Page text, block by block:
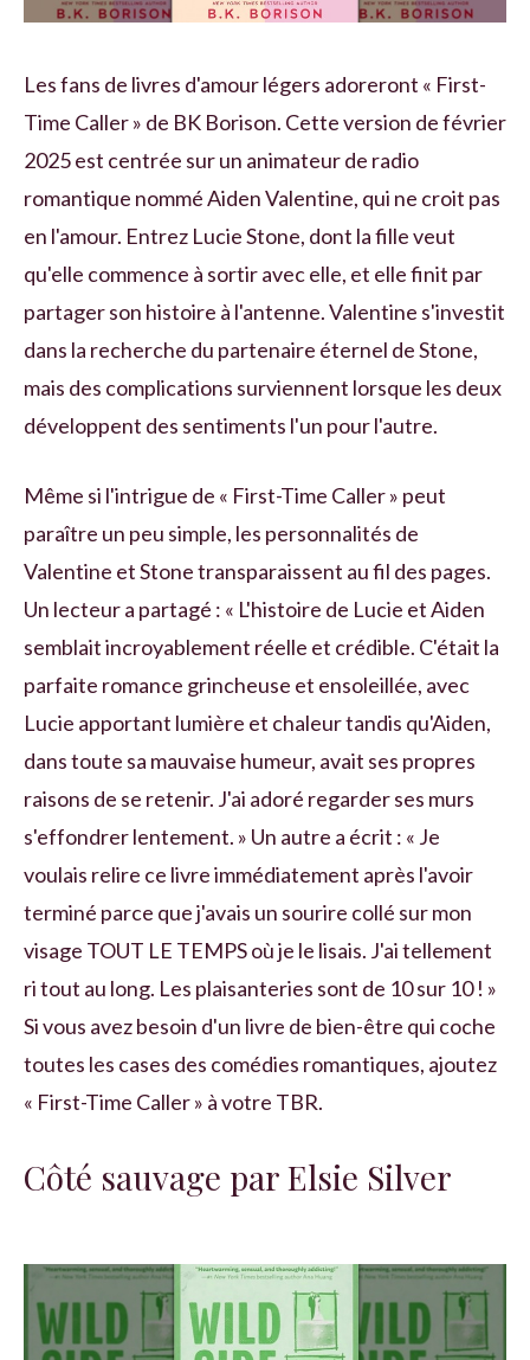
Les fans de livres d'amour légers adoreront « First-
Time Caller » de BK Borison. Cette version de février
2025 est centrée sur un animateur de radio
romantique nommé Aiden Valentine, qui ne croit pas
en l'amour. Entrez Lucie Stone, dont la fille veut
qu'elle commence à sortir avec elle, et elle finit par
partager son histoire à l'antenne. Valentine s'investit
dans la recherche du partenaire éternel de Stone,
mais des complications surviennent lorsque les deux
développent des sentiments l'un pour l'autre.
Même si l'intrigue de « First-Time Caller » peut
paraître un peu simple, les personnalités de
Valentine et Stone transparaissent au fil des pages.
Un lecteur a partagé : « L'histoire de Lucie et Aiden
semblait incroyablement réelle et crédible. C'était la
parfaite romance grincheuse et ensoleillée, avec
Lucie apportant lumière et chaleur tandis qu'Aiden,
dans toute sa mauvaise humeur, avait ses propres
raisons de se retenir. J'ai adoré regarder ses murs
s'effondrer lentement. » Un autre a écrit : « Je
voulais relire ce livre immédiatement après l'avoir
terminé parce que j'avais un sourire collé sur mon
visage TOUT LE TEMPS où je le lisais. J'ai tellement
ri tout au long. Les plaisanteries sont de 10 sur 10 ! »
Si vous avez besoin d'un livre de bien-être qui coche
toutes les cases des comédies romantiques, ajoutez
« First-Time Caller » à votre TBR.
Côté sauvage par Elsie Silver